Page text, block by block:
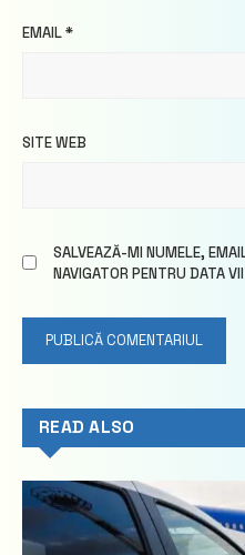
EMAIL*
SITE WEB
SALVEAZĂ-MI NUMELE,
NAVIGATOR PENTRU DATA
READ ALSO